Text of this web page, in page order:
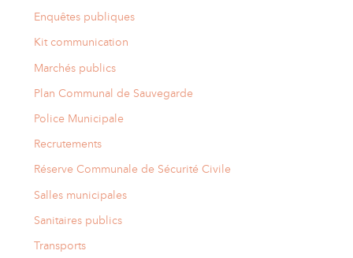
Enquêtes publiques
Kit communication
Marchés publics
Plan Communal de Sauvegarde
Police Municipale
Recrutements
Réserve Communale de Sécurité Civile
Salles municipales
Sanitaires publics
Transports